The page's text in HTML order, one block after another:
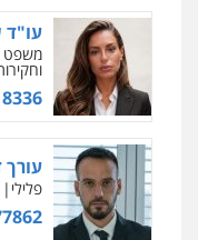
עו"ד
משפט
עורך
פלילי
ניר